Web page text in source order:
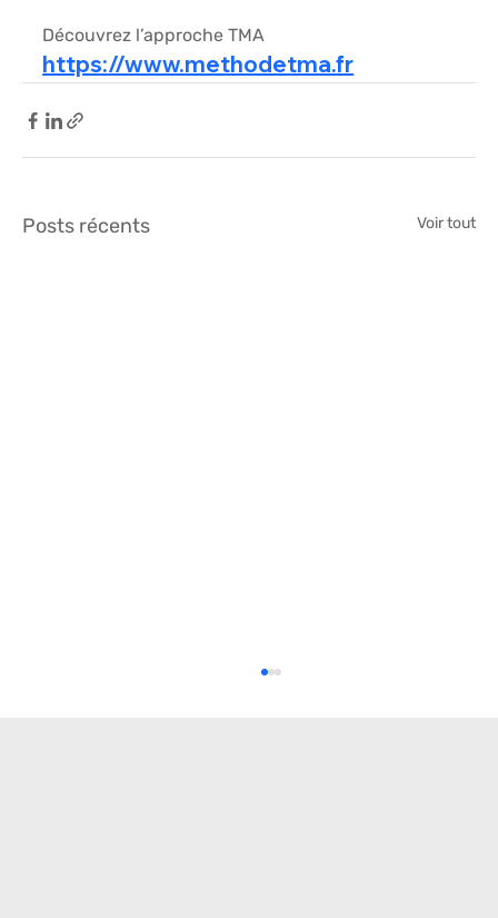
Découvrez l’approche TMA
https://www.methodetma.fr
Posts récents Voir tout